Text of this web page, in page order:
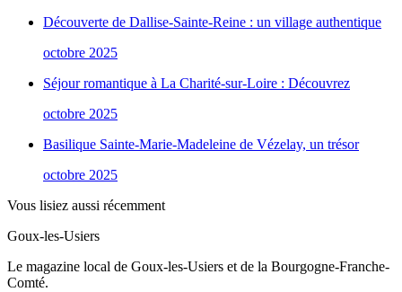
Découverte de Dallise-Sainte-Reine : un village authentique
octobre 2025
Séjour romantique à La Charité-sur-Loire : Découvrez
octobre 2025
Basilique Sainte-Marie-Madeleine de Vézelay, un trésor
octobre 2025
Vous lisiez aussi récemment
Goux-les-Usiers
Le magazine local de Goux-les-Usiers et de la Bourgogne-Franche-
Comté.